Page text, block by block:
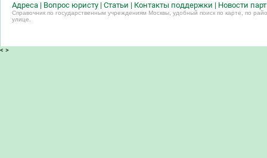
Адреса | Вопрос юристу | Статьи | Контакты поддержки | Новости
Справочник по государственным учреждениям Москвы, удобный поиск по карте, по
улице.
< >